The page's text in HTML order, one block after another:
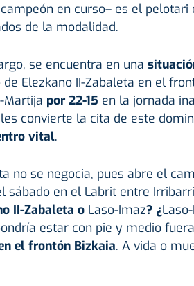
en curso– es el pelotari
de la modalidad.
se encuentra en una
Elezkano II-Zabaleta en el
Martija por 22-15 en la jornada
convierte la cita de este
vital.
no se negocia, pues abre el
sábado en el Labrit entre
II-Zabaleta o Laso-Imaz? ¿
estar con pie y medio
el frontón Bizkaia. A vida o